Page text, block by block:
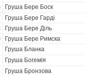
Груша Бере Боск
Груша Бере Гарді
Груша Бере Діль
Груша Бере Римска
Груша Бланка
Груша Богемія
Груша Бронзова